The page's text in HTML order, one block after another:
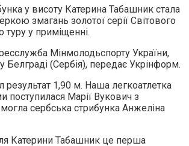
у висоту Катерина Табашник стала
змагань золотої серії Світового
туру у приміщенні.
Мінмолодьспорту України,
Белграді (Сербія), передає Укрінформ.
результат 1,90 м. Наша легкоатлетка
поступилася Марії Вукович з
сербська стрибунка Анжеліна
Катерини Табашник це перша